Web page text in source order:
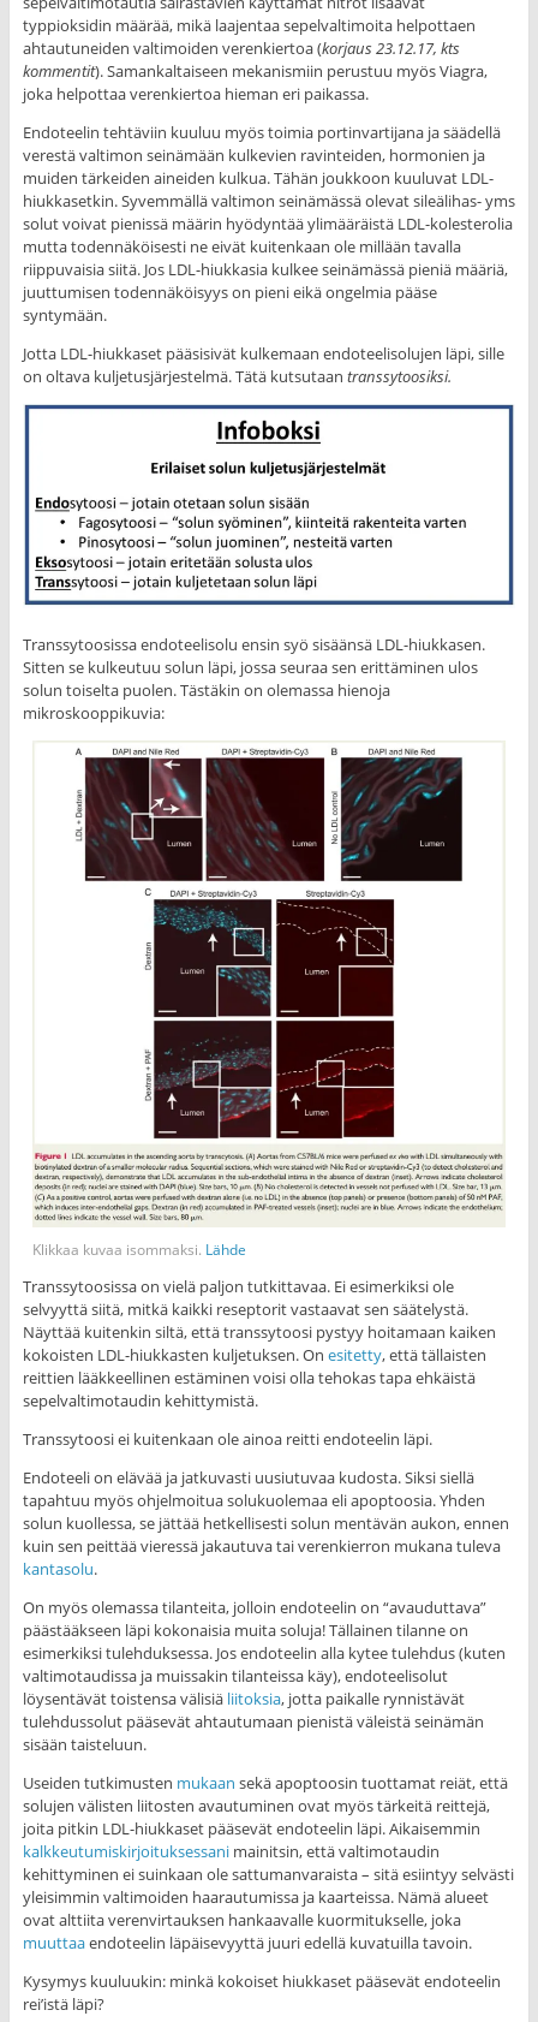
typpioksidin määrää, mikä laajentaa sepelvaltimoita helpottaen
ahtautuneiden valtimoiden verenkiertoa (korjaus 23.12.17, kts
kommentit). Samankaltaiseen mekanismiin perustuu myös Viagra,
joka helpottaa verenkiertoa hieman eri paikassa.
Endoteelin tehtäviin kuuluu myös toimia portinvartijana ja säädellä
verestä valtimon seinämään kulkevien ravinteiden, hormonien ja
muiden tärkeiden aineiden kulkua. Tähän joukkoon kuuluvat LDL-
hiukkasetkin. Syvemmällä valtimon seinämässä olevat sileälihas- yms
solut voivat pienissä määrin hyödyntää ylimääräistä LDL-kolesterolia
mutta todennäköisesti ne eivät kuitenkaan ole millään tavalla
riippuvaisia siitä. Jos LDL-hiukkasia kulkee seinämässä pieniä määriä,
juuttumisen todennäköisyys on pieni eikä ongelmia pääse
syntymään.
Jotta LDL-hiukkaset pääsisivät kulkemaan endoteelisolujen läpi, sille
on oltava kuljetusjärjestelmä. Tätä kutsutaan transsytoosiksi.
Transsytoosissa endoteelisolu ensin syö sisäänsä LDL-hiukkasen.
Sitten se kulkeutuu solun läpi, jossa seuraa sen erittäminen ulos
solun toiselta puolen. Tästäkin on olemassa hienoja
mikroskooppikuvia:
Klikkaa kuvaa isommaksi. Lähde
Transsytoosissa on vielä paljon tutkittavaa. Ei esimerkiksi ole
selvyyttä siitä, mitkä kaikki reseptorit vastaavat sen säätelystä.
Näyttää kuitenkin siltä, että transsytoosi pystyy hoitamaan kaiken
kokoisten LDL-hiukkasten kuljetuksen. On esitetty, että tällaisten
reittien lääkkeellinen estäminen voisi olla tehokas tapa ehkäistä
sepelvaltimotaudin kehittymistä.
Transsytoosi ei kuitenkaan ole ainoa reitti endoteelin läpi.
Endoteeli on elävää ja jatkuvasti uusiutuvaa kudosta. Siksi siellä
tapahtuu myös ohjelmoitua solukuolemaa eli apoptoosia. Yhden
solun kuollessa, se jättää hetkellisesti solun mentävän aukon, ennen
kuin sen peittää vieressä jakautuva tai verenkierron mukana tuleva
kantasolu.
On myös olemassa tilanteita, jolloin endoteelin on “avauduttava”
päästääkseen läpi kokonaisia muita soluja! Tällainen tilanne on
esimerkiksi tulehduksessa. Jos endoteelin alla kytee tulehdus (kuten
valtimotaudissa ja muissakin tilanteissa käy), endoteelisolut
löysentävät toistensa välisiä liitoksia, jotta paikalle rynnistävät
tulehdussolut pääsevät ahtautumaan pienistä väleistä seinämän
sisään taisteluun.
Useiden tutkimusten mukaan sekä apoptoosin tuottamat reiät, että
solujen välisten liitosten avautuminen ovat myös tärkeitä reittejä,
joita pitkin LDL-hiukkaset pääsevät endoteelin läpi. Aikaisemmin
kalkkeutumiskirjoituksessanimainitsin, että valtimotaudin
kehittyminen ei suinkaan ole sattumanvaraista – sitä esiintyy selvästi
yleisimmin valtimoiden haarautumissa ja kaarteissa. Nämä alueet
ovat alttiita verenvirtauksen hankaavalle kuormitukselle, joka
muuttaaendoteelin läpäisevyyttä juuri edellä kuvatuilla tavoin.
Kysymys kuuluukin: minkä kokoiset hiukkaset pääsevät endoteelin
rei’istä läpi?